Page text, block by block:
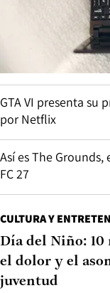
GTA VI presenta su
por Netflix
Así es The
FC 27
CULTURA Y
Día del Niño: 10
el dolor y el
juventud